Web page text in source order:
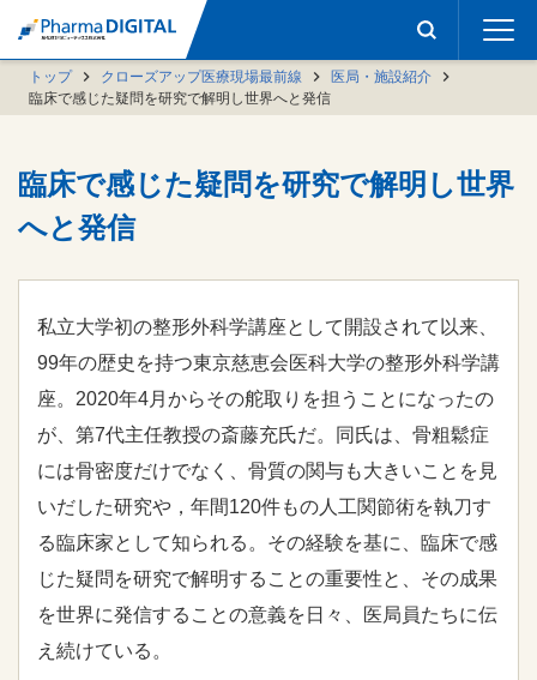
トップ クローズアップ医療現場最前線
医局・施設紹介
臨床で感じた疑問を研究で解明し世界へと発信
臨床で感じた疑問を研究で解明し世界
へと発信
私立大学初の整形外科学講座として開設されて以来、
99年の歴史を持つ東京慈恵会医科大学の整形外科学講
座。2020年4月からその舵取りを担うことになったの
が、第7代主任教授の斎藤充氏だ。同氏は、骨粗鬆症
には骨密度だけでなく、骨質の関与も大きいことを見
いだした研究や，年間120件もの人工関節術を執刀す
る臨床家として知られる。その経験を基に、臨床で感
じた疑問を研究で解明することの重要性と、その成果
を世界に発信することの意義を日々、医局員たちに伝
え続けている。